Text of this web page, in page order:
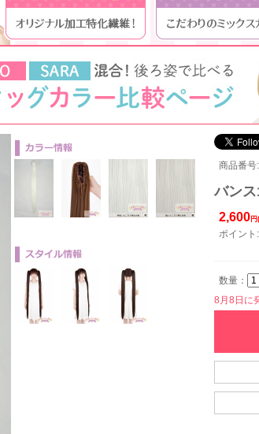
商品番
バン
2,600
ポイン
数量：
8月8日に